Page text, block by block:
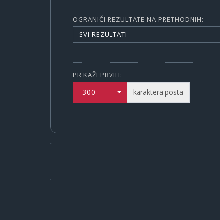
OGRANIČI REZULTATE NA PRETHODNIH:
SVI REZULTATI
PRIKAŽI PRVIH:
300 karaktera posta